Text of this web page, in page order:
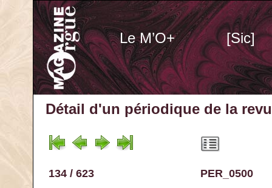
Le M’O+ [Sic]
Détail d'un périodique de la
134 / 623 PER_0500